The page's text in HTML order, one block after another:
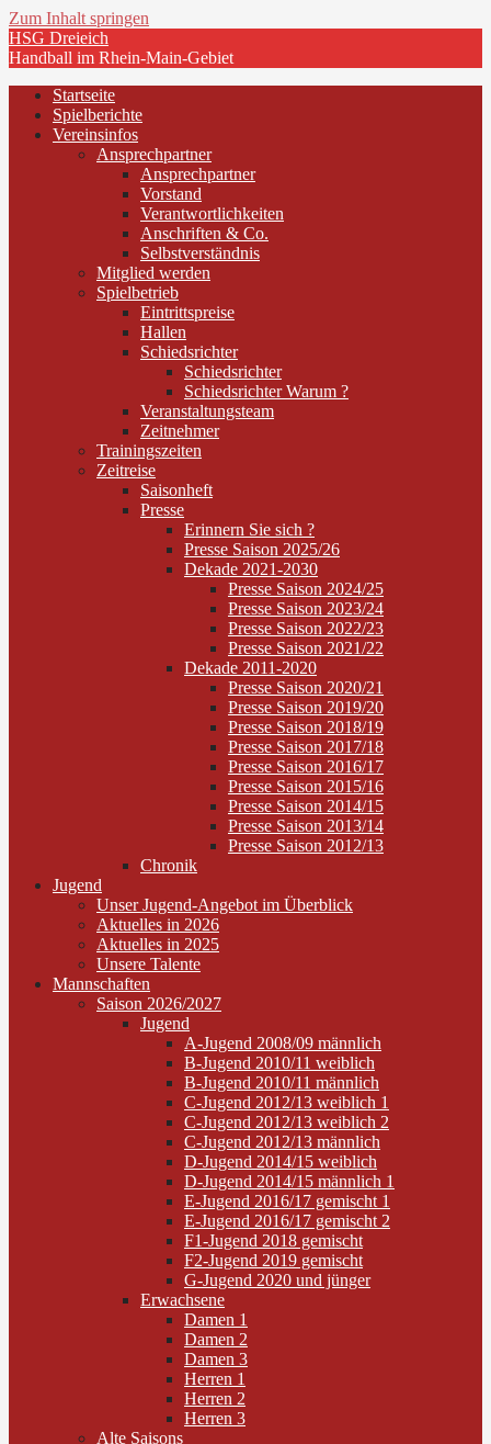
Zum Inhalt springen
HSG Dreieich
Handball im Rhein-Main-Gebiet
Startseite
Spielberichte
Vereinsinfos
Ansprechpartner
Ansprechpartner
Vorstand
Verantwortlichkeiten
Anschriften & Co.
Selbstverständnis
Mitglied werden
Spielbetrieb
Eintrittspreise
Hallen
Schiedsrichter
Schiedsrichter
Schiedsrichter Warum ?
Veranstaltungsteam
Zeitnehmer
Trainingszeiten
Zeitreise
Saisonheft
Presse
Erinnern Sie sich ?
Presse Saison 2025/26
Dekade 2021-2030
Presse Saison 2024/25
Presse Saison 2023/24
Presse Saison 2022/23
Presse Saison 2021/22
Dekade 2011-2020
Presse Saison 2020/21
Presse Saison 2019/20
Presse Saison 2018/19
Presse Saison 2017/18
Presse Saison 2016/17
Presse Saison 2015/16
Presse Saison 2014/15
Presse Saison 2013/14
Presse Saison 2012/13
Chronik
Jugend
Unser Jugend-Angebot im Überblick
Aktuelles in 2026
Aktuelles in 2025
Unsere Talente
Mannschaften
Saison 2026/2027
Jugend
A-Jugend 2008/09 männlich
B-Jugend 2010/11 weiblich
B-Jugend 2010/11 männlich
C-Jugend 2012/13 weiblich 1
C-Jugend 2012/13 weiblich 2
C-Jugend 2012/13 männlich
D-Jugend 2014/15 weiblich
D-Jugend 2014/15 männlich 1
E-Jugend 2016/17 gemischt 1
E-Jugend 2016/17 gemischt 2
F1-Jugend 2018 gemischt
F2-Jugend 2019 gemischt
G-Jugend 2020 und jünger
Erwachsene
Damen 1
Damen 2
Damen 3
Herren 1
Herren 2
Herren 3
Alte Saisons